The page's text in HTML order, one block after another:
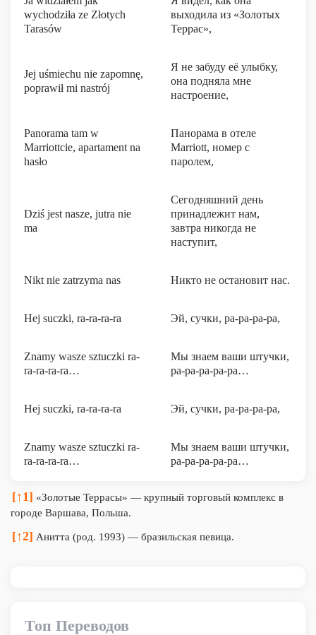
wychodziła ze Złotych
Tarasów
выходила из «Золотых
Террас»,
Jej uśmiechu nie zapomnę,
poprawił mi nastrój
Я не забуду её улыбку,
она подняла мне
настроение,
Panorama tam w
Marriottcie, apartament na
hasło
Панорама в отеле
Marriott, номер с
паролем,
Dziś jest nasze, jutra nie
ma
Сегодняшний день
принадлежит нам,
завтра никогда не
наступит,
Nikt nie zatrzyma nas Никто не остановит нас.
Hej suczki, ra-ra-ra-ra Эй, сучки, ра-ра-ра-ра,
Znamy wasze sztuczki ra-
ra-ra-ra-ra…
Мы знаем ваши штучки,
ра-ра-ра-ра-ра…
Hej suczki, ra-ra-ra-ra Эй, сучки, ра-ра-ра-ра,
Znamy wasze sztuczki ra-
ra-ra-ra-ra…
Мы знаем ваши штучки,
ра-ра-ра-ра-ра…
[↑1] «Золотые Террасы» — крупный торговый комплекс в
городе Варшава, Польша.
[↑2] Анитта (род. 1993) — бразильская певица.
Топ Переводов